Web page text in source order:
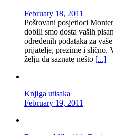
February 18, 2011
Poštovani posjetioci
dobili smo dosta vaših
određenih podataka za
prijatelje, prezime i slično.
želju da saznate nešto [...]
Knjiga utisaka
February 19, 2011